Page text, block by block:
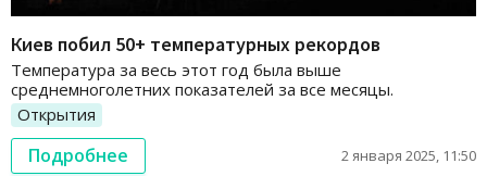
Киев побил 50+ температурных рекордов
Температура за весь этот год была выше
среднемноголетних показателей за все месяцы.
Открытия
Подробнее 2 января 2025, 11:50